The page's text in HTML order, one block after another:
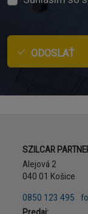
ODOSLAŤ
Adresa
SZILCAR
Alejová 2
040 01 Košice
Telefón
0850 123 495